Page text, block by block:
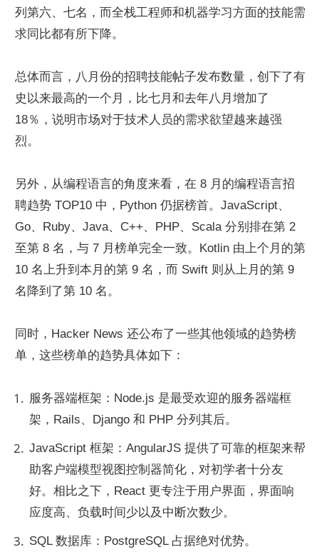
列第六、七名，而全栈工程师和机器学习方面的技能需
求同比都有所下降。
总体而言，八月份的招聘技能帖子发布数量，创下了有
史以来最高的一个月，比七月和去年八月增加了
18％，说明市场对于技术人员的需求欲望越来越强
烈。
另外，从编程语言的角度来看，在 8 月的编程语言招
聘趋势 TOP10 中，Python 仍据榜首。JavaScript、
Go、Ruby、Java、C++、PHP、Scala 分别排在第 2
至第 8 名，与 7 月榜单完全一致。Kotlin 由上个月的第
10 名上升到本月的第 9 名，而 Swift 则从上月的第 9
名降到了第 10 名。
同时，Hacker News 还公布了一些其他领域的趋势榜
单，这些榜单的趋势具体如下：
服务器端框架：Node.js 是最受欢迎的服务器端框
架，Rails、Django 和 PHP 分列其后。
JavaScript 框架：AngularJS 提供了可靠的框架来帮
助客户端模型视图控制器简化，对初学者十分友
好。相比之下，React 更专注于用户界面，界面响
应度高、负载时间少以及中断次数少。
SQL 数据库：PostgreSQL 占据绝对优势。